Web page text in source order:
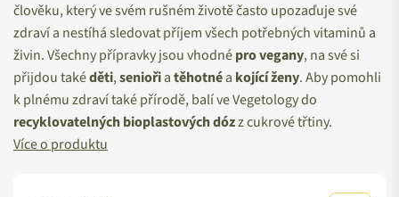
člověku, který ve svém rušném životě často upozaďuje své
zdraví a nestíhá sledovat příjem všech potřebných vitaminů a
živin. Všechny přípravky jsou vhodnéprovegany, na své si
přijdou takéděti,seniořiatěhotnéa kojícíženy. Aby pomohli
k plnému zdraví také přírodě, balí ve Vegetology do
recyklovatelnýchbioplastových dózz cukrové třtiny.
Více o produktu